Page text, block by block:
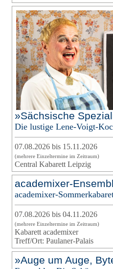
»Sächsische
Die lustige Lene-Voigt-
07.08.2026 bis 15.11.2026
(mehrere Einzeltermine im Zeitraum)
Central Kabarett Leipzig
academixer-
academixer-
07.08.2026 bis 04.11.2026
(mehrere Einzeltermine im Zeitraum)
Kabarett academixer
Treff/Ort: Paulaner-Palais
»Auge um Auge,